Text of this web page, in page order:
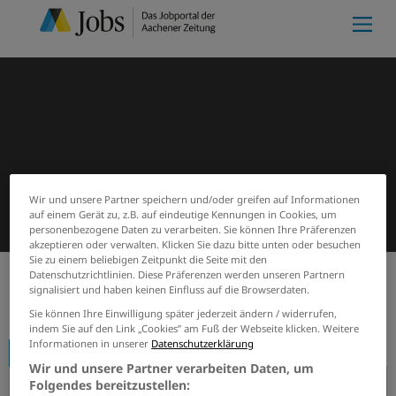
Start Firmenprofile AHK Herbert von Berg
Wir und unsere Partner speichern und/oder greifen auf Informationen
auf einem Gerät zu, z.B. auf eindeutige Kennungen in Cookies, um
personenbezogene Daten zu verarbeiten. Sie können Ihre Präferenzen
akzeptieren oder verwalten. Klicken Sie dazu bitte unten oder besuchen
Sie zu einem beliebigen Zeitpunkt die Seite mit den
Datenschutzrichtlinien. Diese Präferenzen werden unseren Partnern
signalisiert und haben keinen Einfluss auf die Browserdaten.
Sie können Ihre Einwilligung später jederzeit ändern / widerrufen,
indem Sie auf den Link „Cookies” am Fuß der Webseite klicken. Weitere
Informationen in unserer Datenschutzerklärung
Wir und unsere Partner verarbeiten Daten, um
Folgendes bereitzustellen: